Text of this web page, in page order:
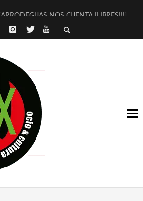
NOS CUENTA [LIBRES!!!]
GUAPES] DE SANDRA MONFORT
DEL DIRECTOR TEATRAL CLAUDIO
NADA) DE LA KATARSIS DEL TOMATAZO
JUDÍAS EN #EXVITA
REINVENTAN [BITÁCORA 3.0] EN EXVITA
PRESENTA EN EXVITA [RELATIVA
EN EXVITA INTERPRETANDO A SERRAT